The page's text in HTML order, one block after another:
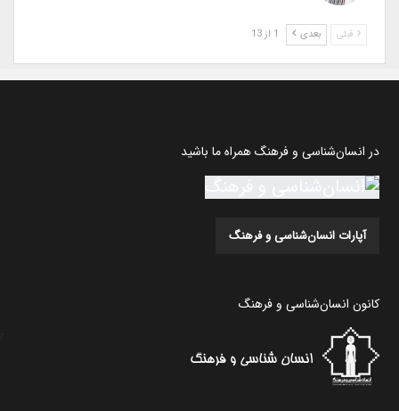
قبلی بعدی
در انسان‌شناسی و فرهنگ همراه ما باشید
آپارات انسان‌شناسی و فرهنگ
کانون انسان‌شناسی و فرهنگ